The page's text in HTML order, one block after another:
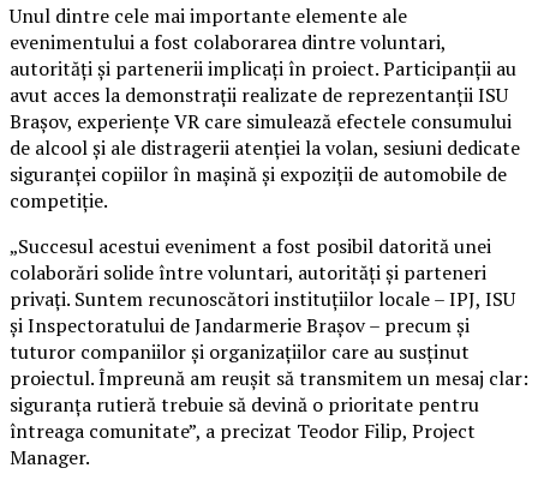
Unul dintre cele mai importante elemente ale
evenimentului a fost colaborarea dintre voluntari,
autorități și partenerii implicați în proiect. Participanții au
avut acces la demonstrații realizate de reprezentanții ISU
Brașov, experiențe VR care simulează efectele consumului
de alcool și ale distragerii atenției la volan, sesiuni dedicate
siguranței copiilor în mașină și expoziții de automobile de
competiție.
„Succesul acestui eveniment a fost posibil datorită unei
colaborări solide între voluntari, autorități și parteneri
privați. Suntem recunoscători instituțiilor locale – IPJ, ISU
și Inspectoratului de Jandarmerie Brașov – precum și
tuturor companiilor și organizațiilor care au susținut
proiectul. Împreună am reușit să transmitem un mesaj clar:
siguranța rutieră trebuie să devină o prioritate pentru
întreaga comunitate”, a precizat Teodor Filip, Project
Manager.